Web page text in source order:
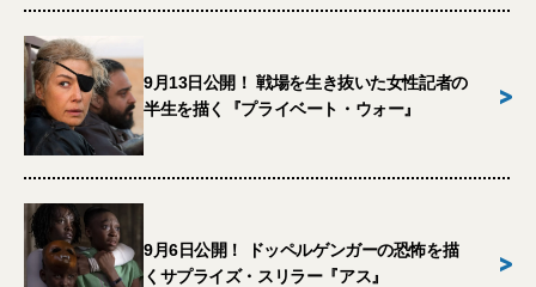
9月13日公開！ 戦場を生き抜いた女性記者の
半生を描く『プライベート・ウォー』
>
9月6日公開！ ドッペルゲンガーの恐怖を描
くサプライズ・スリラー『アス』
>